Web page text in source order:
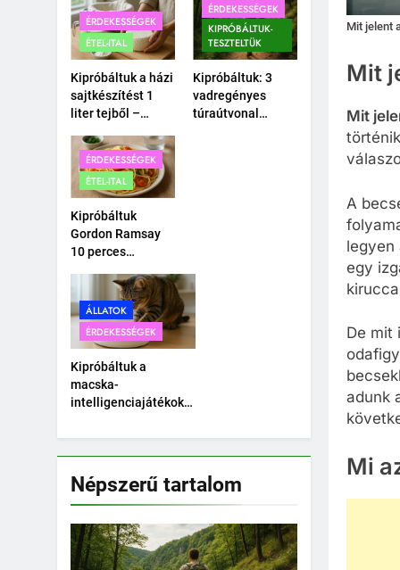
nélkül a
családdal.
póréhagyma egy
pohár vízben?
ÉRDEKESSÉGEK
ÉTEL-ITAL
Kipróbáltuk a házi
sajtkészítést 1
liter tejből –
macerát?
ÉRDEKESSÉGEK
KIPRÓBÁLTUK-
TESZTELTÜK
Kipróbáltuk: 3
vadregényes
túraútvonal
ÉRDEKESSÉGEK
ÉTEL-ITAL
Kipróbáltuk
Gordon Ramsay
10 perces
Tényleg megvan
10 perc alatt?
ÁLLATOK
ÉRDEKESSÉGEK
Kipróbáltuk a
macska-
intelligenciajátékokat
mint hittük?
Népszerű tartalom
Mit jelent
Mit
Mit
A
legyen
egy
De mit
adunk
Mi